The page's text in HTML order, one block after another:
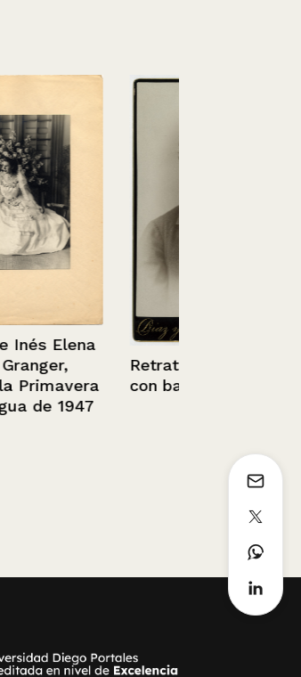
Retrato de un hombre
con barba y bigote